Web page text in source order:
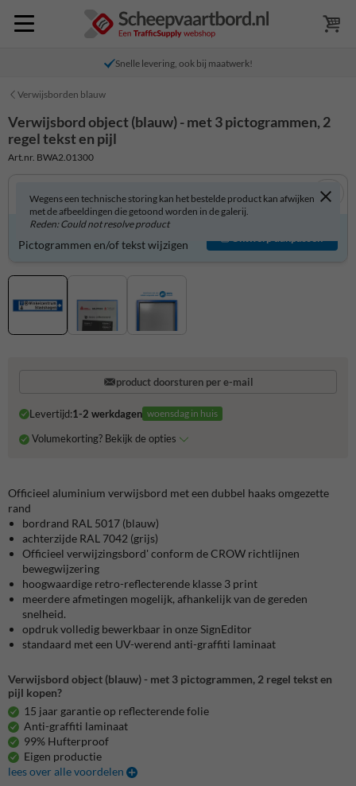
Snelle levering, ook bij maatwerk!
Verwijsborden blauw
Verwijsbord object (blauw) - met 3 pictogrammen, 2
regel tekst en pijl
Art.nr. BWA2.01300
Wegens een technische storing kan het bestelde product kan afwijken
met de afbeeldingen die getoond worden in de galerij.
Reden: Could not resolve product
Verwijsbord zelf aanpassen?
Pictogrammen en/of tekst wijzigen
Ontwerp aanpassen
product doorsturen per e-mail
Levertijd:1-2 werkdagen woensdag in huis
Volumekorting? Bekijk de opties
Officieel aluminium verwijsbord met een dubbel haaks omgezette
rand
bordrand RAL 5017 (blauw)
achterzijde RAL 7042 (grijs)
Officieel verwijzingsbord' conform de CROW richtlijnen
bewegwijzering
hoogwaardige retro-reflecterende klasse 3 print
meerdere afmetingen mogelijk, afhankelijk van de gereden
snelheid.
opdruk volledig bewerkbaar in onze SignEditor
standaard met een UV-werend anti-graffiti laminaat
Verwijsbord object (blauw) - met 3 pictogrammen, 2 regel tekst en
pijl kopen?
15 jaar garantie op reflecterende folie
Anti-graffiti laminaat
99% Hufterproof
Eigen productie
lees over alle voordelen